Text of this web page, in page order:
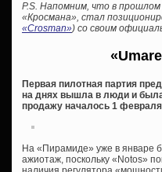
P.S. Напомним, что в
«Кросмана», стал
«Crosman») со своим
Первая пилотная партия
на днях вышла в люди и была
продажу началось 1
На «Пирамиде» уже в январе
ажиотаж, поскольку «Notos»